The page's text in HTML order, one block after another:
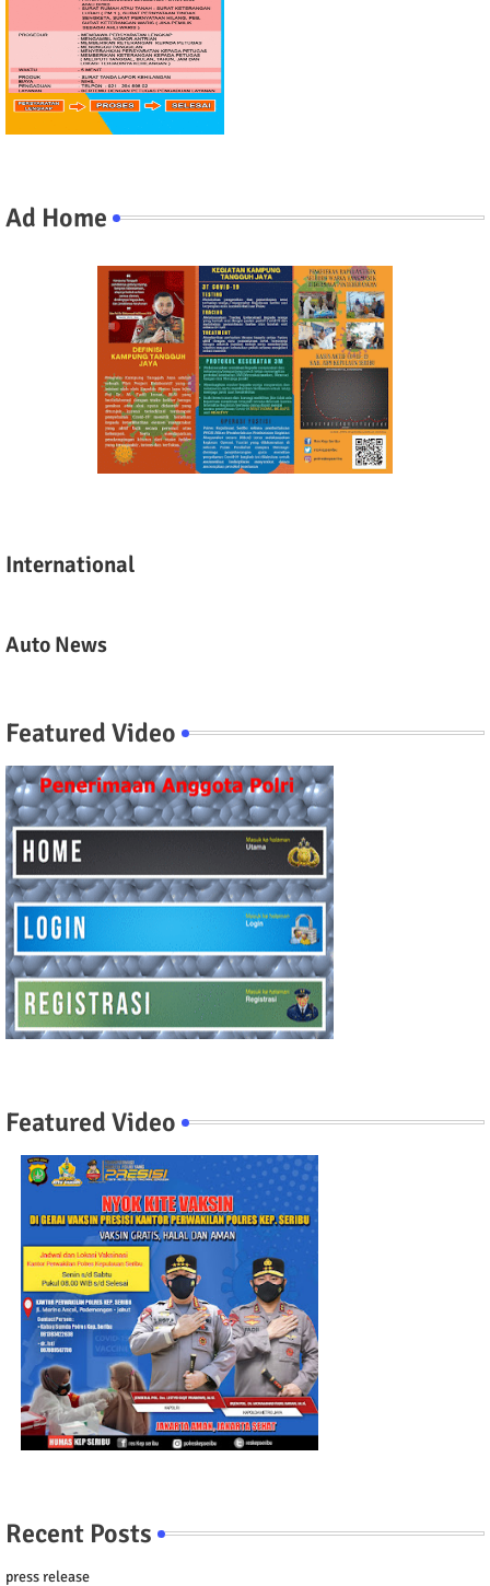
Ad Home
International
Auto News
Featured Video
Featured Video
Recent Posts
press release